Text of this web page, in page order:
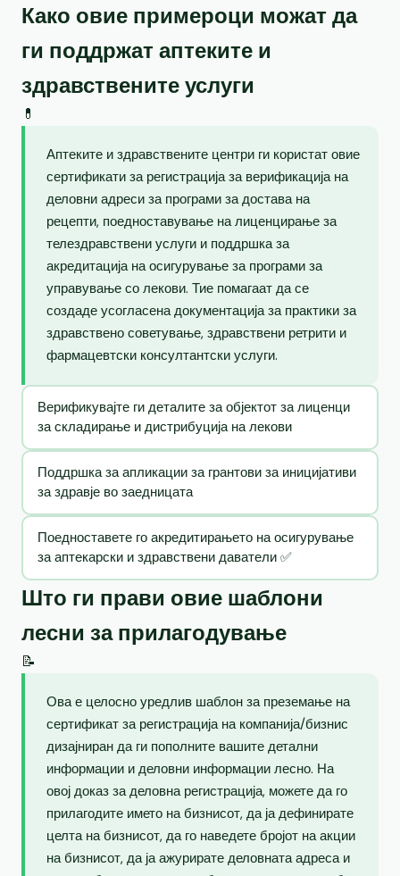
Како овие примероци можат да
ги поддржат аптеките и
здравствените услуги
💊
Аптеките и здравствените центри ги користат овие
сертификати за регистрација за верификација на
деловни адреси за програми за достава на
рецепти, поедноставување на лиценцирање за
телездравствени услуги и поддршка за
акредитација на осигурување за програми за
управување со лекови. Тие помагаат да се
создаде усогласена документација за практики за
здравствено советување, здравствени ретрити и
фармацевтски консултантски услуги.
Верификувајте ги деталите за објектот за лиценци
за складирање и дистрибуција на лекови
Поддршка за апликации за грантови за иницијативи
за здравје во заедницата
Поедноставете го акредитирањето на осигурување
за аптекарски и здравствени даватели ✅
Што ги прави овие шаблони
лесни за прилагодување
📝
Ова е целосно уредлив шаблон за преземање на
сертификат за регистрација на компанија/бизнис
дизајниран да ги пополните вашите детални
информации и деловни информации лесно. На
овој доказ за деловна регистрација, можете да го
прилагодите името на бизнисот, да ја дефинирате
целта на бизнисот, да го наведете бројот на акции
на бизнисот, да ја ажурирате деловната адреса и